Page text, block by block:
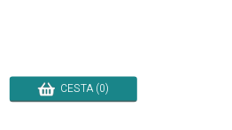
CESTA (0)